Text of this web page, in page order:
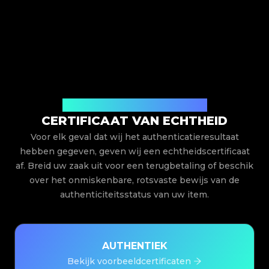
CERTIFICAAT VAN ECHTHEID
Voor elk geval dat wij het authenticatieresultaat
hebben gegeven, geven wij een echtheidscertificaat
af. Breid uw zaak uit voor een terugbetaling of beschik
over het onmiskenbare, rotsvaste bewijs van de
authenticiteitsstatus van uw item.
AUTHENTIEK
Bekijk voorbeeldcertificaten